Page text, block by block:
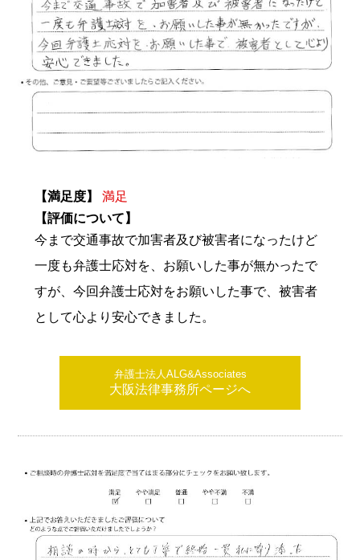
【満足度】
満足
【評価について】
今まで交通事故で加害者及び被害者になったけど
一度も弁護士応対を、お願いした事が無かったで
すが、今回弁護士応対をお願いした事で、被害者
として心より安心できました。
弁護士法人ALG&Associates
大阪法律事務所ページへ